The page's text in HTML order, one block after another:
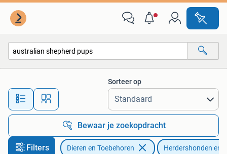
Alle afstanden…
Sorteer op
Bewaar je zoekopdracht
Filters Dieren en Toebehoren Herdershonden en